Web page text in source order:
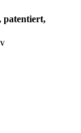
patentiert,